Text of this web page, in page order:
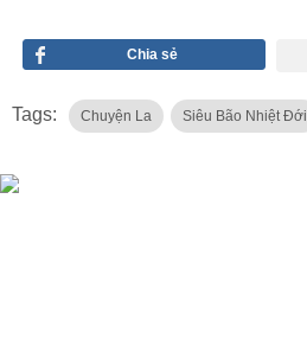
Chia sẻ
Tags: Chuyện La Siêu Bão Nhiệt Đới